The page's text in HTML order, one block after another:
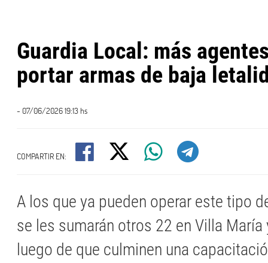
Guardia Local: más
portar armas de baja
- 07/06/2026 19:13 hs
COMPARTIR EN:
A los que ya pueden operar este tipo
se les sumarán otros 22 en Villa María
luego de que culminen una